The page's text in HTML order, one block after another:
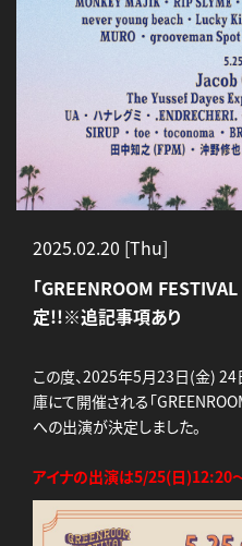
2025.02.20 [Thu]
「GREENROOM
定!!※追記事項あり
この度、2025年5月23日(金)
庫にて開催される「
への出演が決定しました。
アイナの出演は5/25(日)12:20